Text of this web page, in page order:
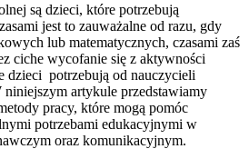
są dzieci, które potrzebują
jest to zauważalne od razu, gdy
lub matematycznych, czasami zaś
ciche wycofanie się z aktywności
dzieci potrzebują od nauczycieli
niniejszym artykule przedstawiamy
pracy, które mogą pomóc
potrzebami edukacyjnymi w
oraz komunikacyjnym.